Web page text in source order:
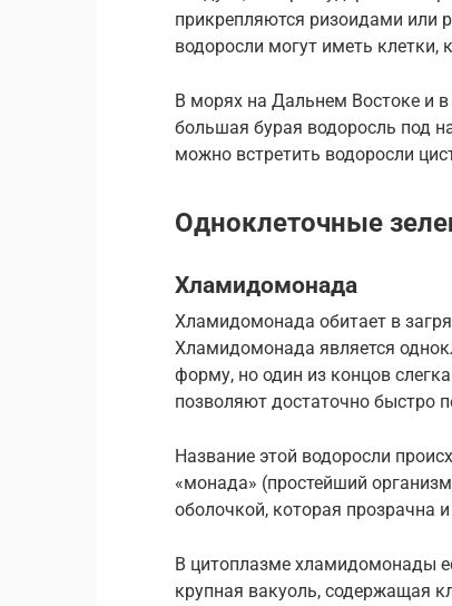
прикрепляются ризоидами или
водоросли могут иметь
В морях на Дальнем Востоке и
большая бурая водоросль под
можно встретить водоросли
Одноклеточные
Хламидомонада
Хламидомонада обитает в
Хламидомонада является
форму, но один из концов
позволяют достаточно быстро
Название этой водоросли
«монада» (простейший
оболочкой, которая прозрачна
В цитоплазме хламидомонады
крупная вакуоль, содержащая